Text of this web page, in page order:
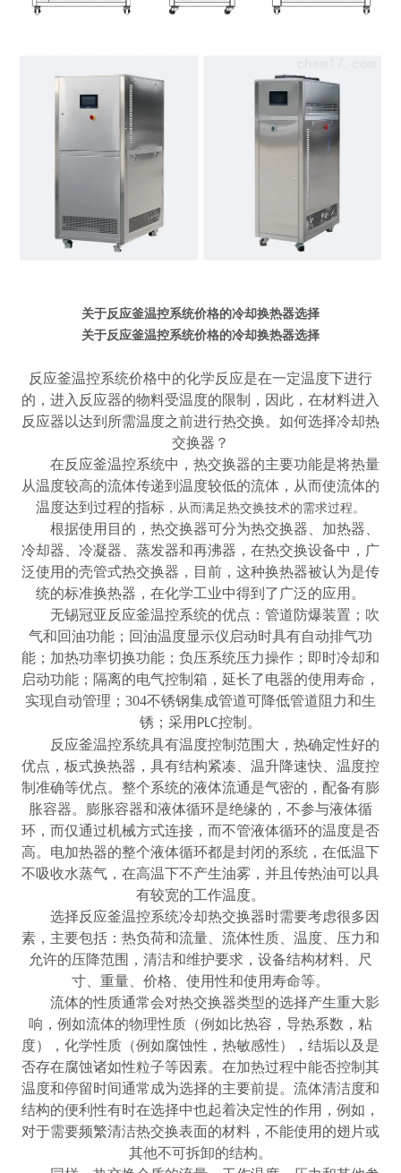
关于反应釜温控系统价格的冷却换热器选择
关于反应釜温控系统价格的冷却换热器选择
反应釜温控系统价格中的化学反应是在一定温度下进行
的，进入反应器的物料受温度的限制，因此，在材料进入
反应器以达到所需温度之前进行热交换。如何选择冷却热
交换器？
在反应釜温控系统中，热交换器的主要功能是将热量
从温度较高的流体传递到温度较低的流体，从而使流体的
温度达到过程的指标 ，从而满足热交换技术的需求过程。
根据使用目的，热交换器可分为热交换器、加热器、
冷却器、冷凝器、蒸发器和再沸器，在热交换设备中，广
泛使用的壳管式热交换器，目前，这种换热器被认为是传
统的标准换热器，在化学工业中得到了广泛的应用。
无锡冠亚反应釜温控系统的优点：管道防爆装置；吹
气和回油功能；回油温度显示仪启动时具有自动排气功
能；加热功率切换功能；负压系统压力操作；即时冷却和
启动功能；隔离的电气控制箱，延长了电器的使用寿命，
实现自动管理； 304不锈钢集成管道可降低管道阻力和生
锈；采用 PLC控制。
反应釜温控系统具有温度控制范围大，热确定性好的
优点，板式换热器，具有结构紧凑、温升降速快、温度控
制准确等优点。整个系统的液体流通是气密的，配备有膨
胀容器。膨胀容器和液体循环是绝缘的，不参与液体循
环，而仅通过机械方式连接，而不管液体循环的温度是否
高。电加热器的整个液体循环都是封闭的系统，在低温下
不吸收水蒸气，在高温下不产生油雾，并且传热油可以具
有较宽的工作温度。
选择反应釜温控系统冷却热交换器时需要考虑很多因
素，主要包括：热负荷和流量、流体性质、温度、压力和
允许的压降范围，清洁和维护要求，设备结构材料、尺
寸、重量、价格、使用性和使用寿命等。
流体的性质通常会对热交换器类型的选择产生重大影
响，例如流体的物理性质（例如比热容，导热系数，粘
度），化学性质（例如腐蚀性，热敏感性），结垢以及是
否存在腐蚀诸如性粒子等因素。在加热过程中能否控制其
温度和停留时间通常成为选择的主要前提。流体清洁度和
结构的便利性有时在选择中也起着决定性的作用，例如，
对于需要频繁清洁热交换表面的材料，不能使用的翅片或
其他不可拆卸的结构。